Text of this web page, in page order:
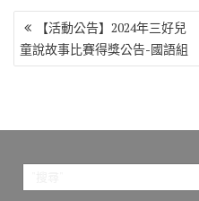
文
章
導
【活動公告】2024年三好兒
童說故事比賽得獎公告-國語組